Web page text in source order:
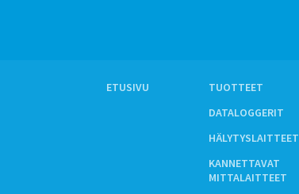
ETUSIVU
TUOTTEET
DATALOGGERIT
HÄLYTYSLAITTEET
KANNETTAVAT
MITTALAITTEET